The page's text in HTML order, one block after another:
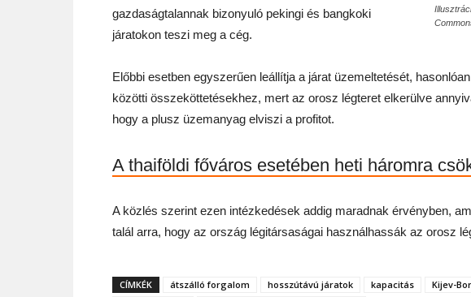
gazdaságtalannak bizonyuló pekingi és bangkoki
járatokon teszi meg a cég.
Előbbi esetben egyszerűen leállítja a járat üzemeltetését,
közötti összeköttetésekhez, mert az orosz légteret elkerülve
hogy a plusz üzemanyag elviszi a profitot.
A thaiföldi főváros esetében heti háromra
A közlés szerint ezen intézkedések addig maradnak érvényben,
talál arra, hogy az ország légitársaságai használhassák az orosz
CÍMKÉK átszálló forgalom hosszútávú járatok kapacitás Kijev-